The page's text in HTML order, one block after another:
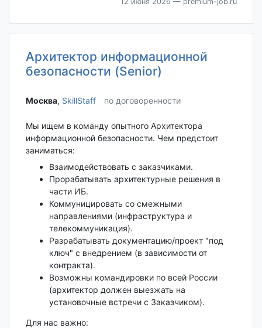
Архитектор информационной
безопасности (Senior)
Москва‎, SkillStaff по договоренности
Мы ищем в команду опытного Архитектора
информационной безопасности. Чем предстоит
заниматься:
Взаимодействовать с заказчиками.
Прорабатывать архитектурные решения в
части ИБ.
Коммуницировать со смежными
направлениями (инфраструктура и
телекоммуникация).
Разрабатывать документацию/проект "под
ключ" с внедрением (в зависимости от
контракта).
Возможны командировки по всей России
(архитектор должен выезжать на
установочные встречи с Заказчиком).
Для нас важно: